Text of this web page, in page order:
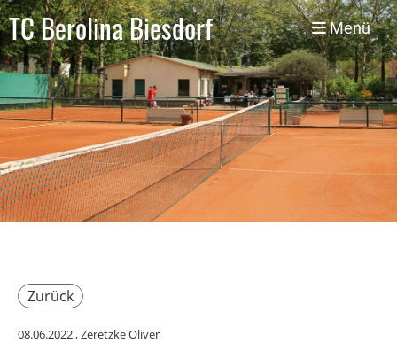
TC Berolina Biesdorf Menü
Zurück
08.06.2022, Zeretzke Oliver